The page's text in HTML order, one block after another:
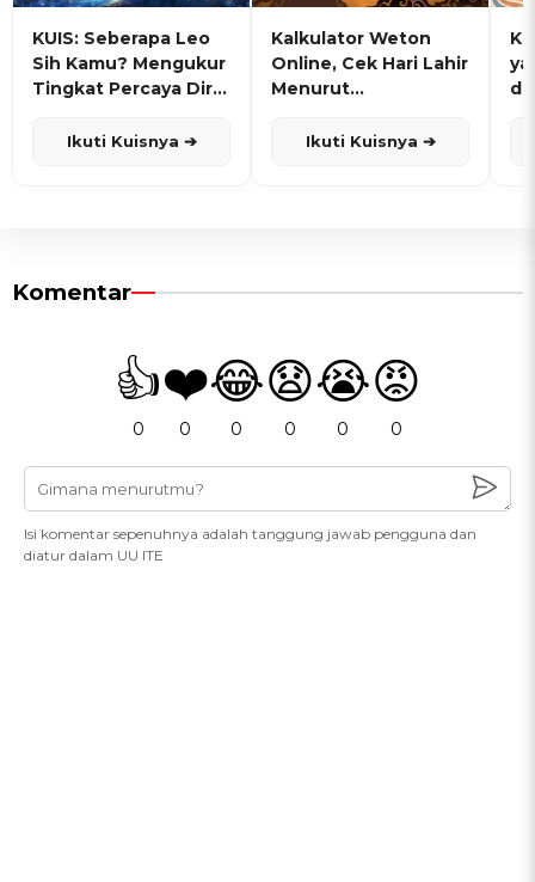
KUIS: Seberapa Leo
Sih Kamu? Mengukur
Tingkat Percaya Diri
Ikuti Kuisnya ➔
Kalkulator Weton
Online, Cek Hari Lahir
Menurut
Ikuti Kuisnya ➔
Komentar
👍
0
❤️
0
😂
0
😧
0
😭
0
😡
0
Isi komentar sepenuhnya adalah tanggung jawab pengguna dan
diatur dalam UU ITE